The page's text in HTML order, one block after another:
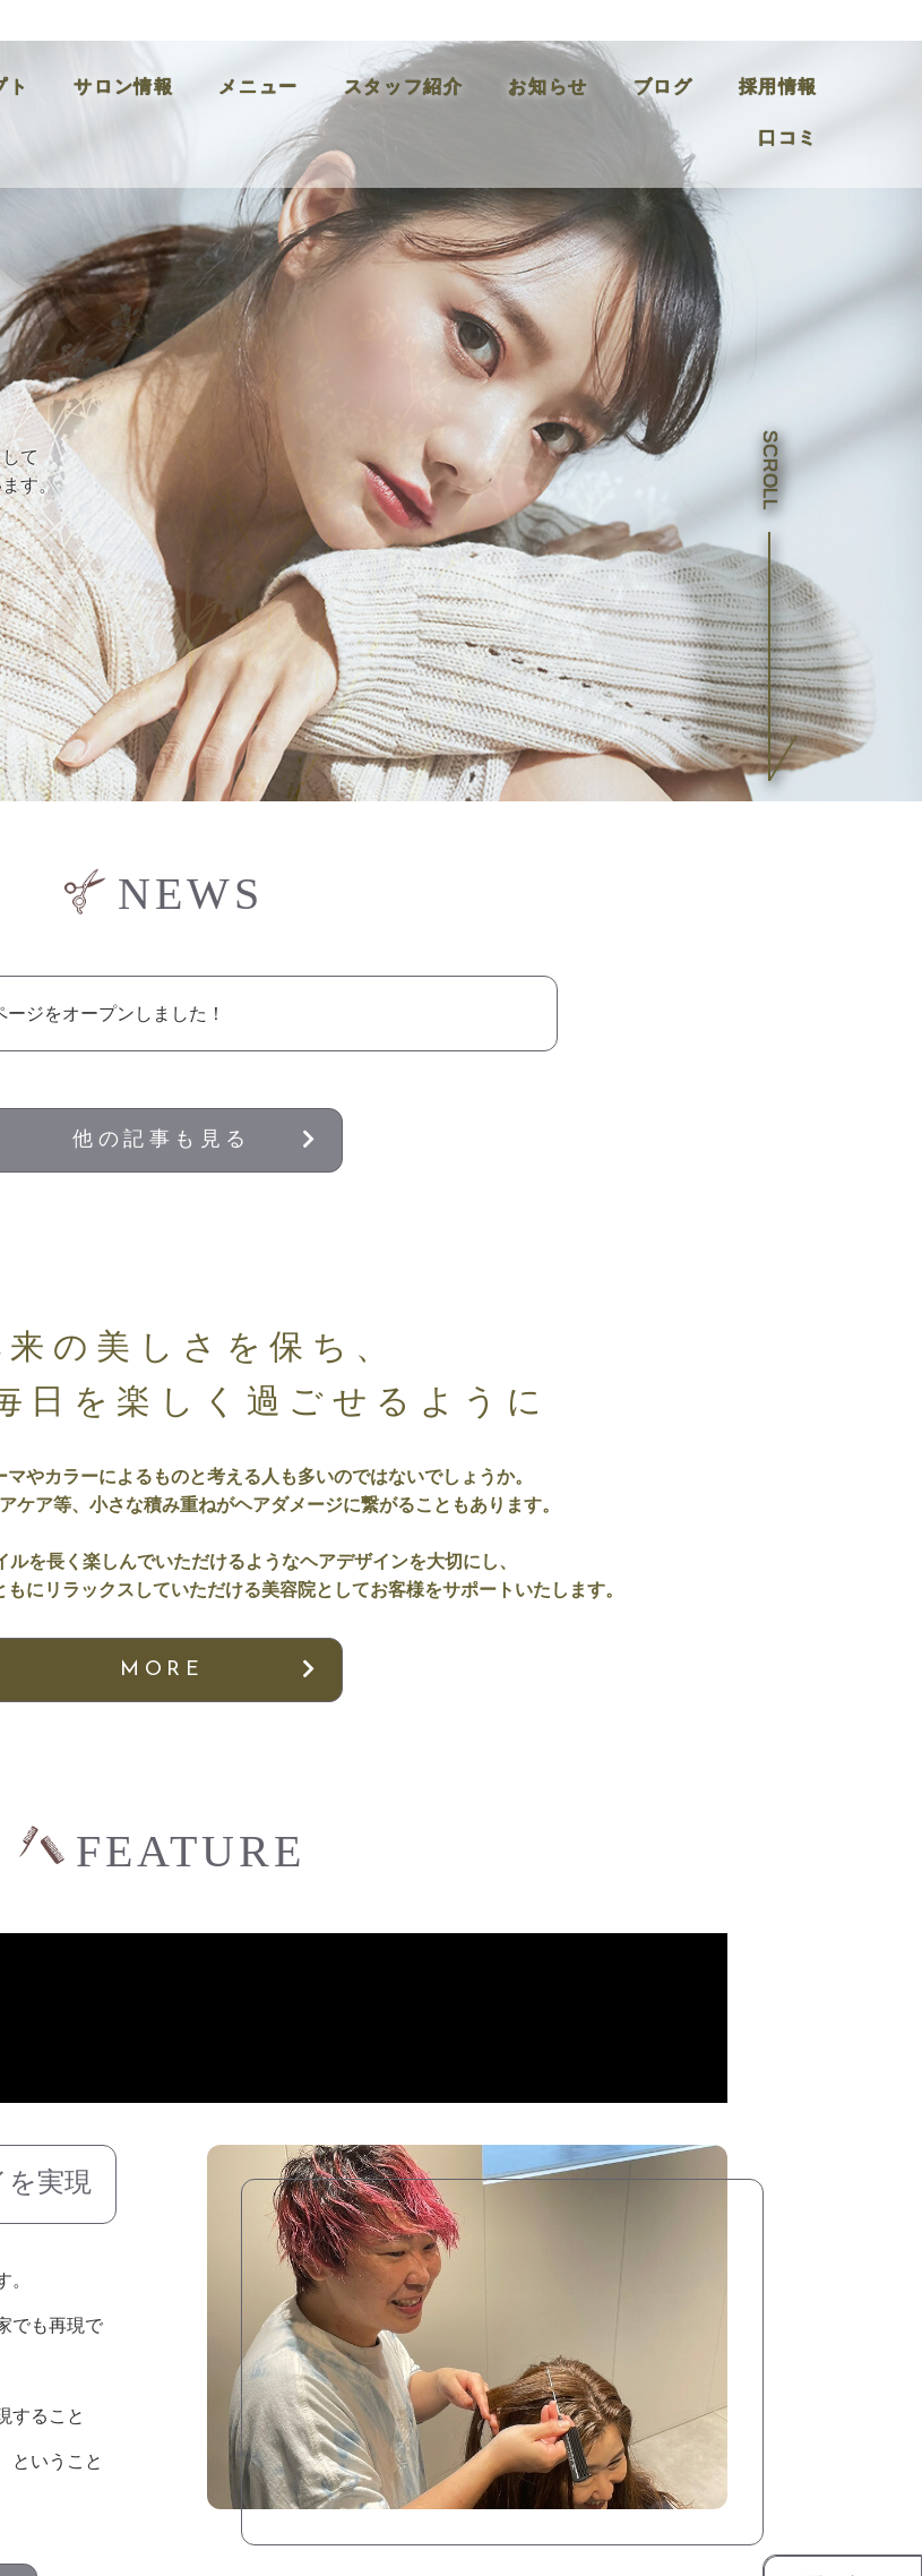
ト サロン情報 メニュー スタッフ紹介 お知らせ ブログ 採用情報
口コミ
て
す。
SCROLL
NEWS
ージをオープンしました！
他の記事も見る
の美しさを保ち、
日を楽しく過ごせるように
やカラーによるものと考える人も多いのではないでしょうか。
ケア等、小さな積み重ねがヘアダメージに繋がることもあります。
を長く楽しんでいただけるようなヘアデザインを大切にし、
にリラックスしていただける美容院としてお客様をサポートいたします。
MORE
FEATURE
を実現
。
でも再現で
すること
ということ